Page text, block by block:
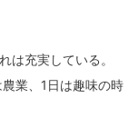
は充実している。
業、1日は趣味の時